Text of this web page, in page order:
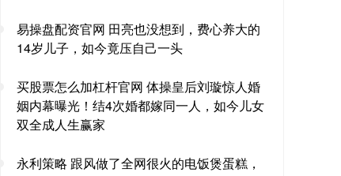
易操盘配资官网 田亮也没想到，费心养大的
14岁儿子，如今竟压自己一头
买股票怎么加杠杆官网 体操皇后刘璇惊人婚
姻内幕曝光！结4次婚都嫁同一人，如今儿女
双全成人生赢家
永利策略 跟风做了全网很火的电饭煲蛋糕，